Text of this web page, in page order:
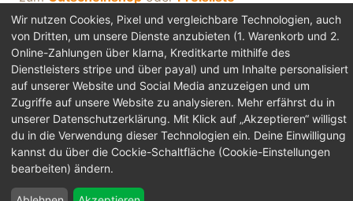
tranxx auf Facebook
tranxx auf youtube
unser Blog
Impressum tranxx schwebebad & massagewelt
berlin schöneberg · Widerrufsbelehrung & AGB ·
Datenschutzerklärung · Cookie-Einstellungen
bearbeiten
Wir nutzen Cookies, Pixel und vergleichbare Technologien, auch
von Dritten, um unsere Dienste anzubieten (1. Warenkorb und 2.
Online-Zahlungen über klarna, Kreditkarte mithilfe des
Dienstleisters stripe und über payal) und um Inhalte personalisiert
auf unserer Website und Social Media anzuzeigen und um
Zugriffe auf unsere Website zu analysieren. Mehr erfährst du in
unserer Datenschutzerklärung. Mit Klick auf „Akzeptieren“ willigst
du in die Verwendung dieser Technologien ein. Deine Einwilligung
kannst du über die Cockie-Schaltfläche (Cookie-Einstellungen
bearbeiten) ändern.